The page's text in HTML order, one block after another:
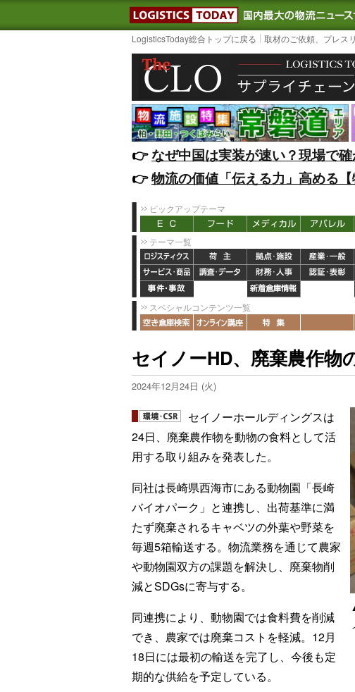
LOGISTICS TODAY
LogisticsToday総合トップに戻る 取材のご依頼、プレス
👉️なぜ中国は実装が速い？現場で
👉️物流の価値「伝える力」高める
ピックアップテーマ
テーマ一覧
スペシャルコンテンツ一覧
セイノーHD、廃棄農作物
2024年12月24日 (火)
セイノーホールディングスは
24日、廃棄農作物を動物の食料として活
用する取り組みを発表した。
同社は長崎県西海市にある動物園「長崎
バイオパーク」と連携し、出荷基準に満
たず廃棄されるキャベツの外葉や野菜を
毎週5箱輸送する。物流業務を通じて農家
や動物園双方の課題を解決し、廃棄物削
減とSDGsに寄与する。
同連携により、動物園では食料費を削減
でき、農家では廃棄コストを軽減。12月
18日には最初の輸送を完了し、今後も定
期的な供給を予定している。